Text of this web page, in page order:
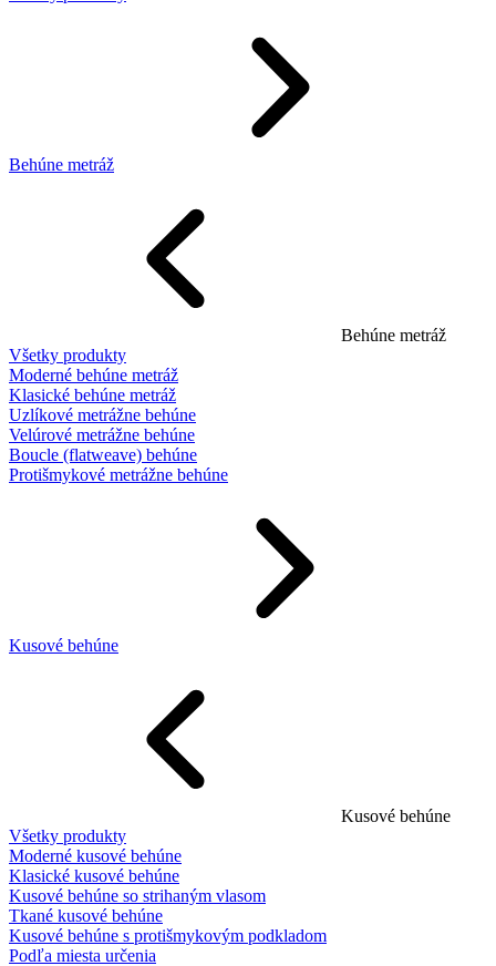
Behúne metráž
Behúne metráž
Všetky produkty
Moderné behúne metráž
Klasické behúne metráž
Uzlíkové metrážne behúne
Velúrové metrážne behúne
Boucle (flatweave) behúne
Protišmykové metrážne behúne
Kusové behúne
Kusové behúne
Všetky produkty
Moderné kusové behúne
Klasické kusové behúne
Kusové behúne so strihaným vlasom
Tkané kusové behúne
Kusové behúne s protišmykovým podkladom
Podľa miesta určenia